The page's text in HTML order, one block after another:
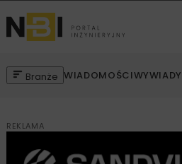
Branże WIADOMOŚCIWYWIADY
REKLAMA